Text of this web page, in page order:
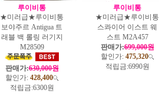
루이비통
★미러급★루이비통
보야주르 Antigua 트
래블 백 롤링 러기지
M28509
판매가:630,000원
할인가: 428,400
적립금:6300원
루이비통
★미러급★루이비통
스콰이어 이스트 웨
스트 M2A457
판매가:699,000원
할인가: 475,320
적립금:6990원